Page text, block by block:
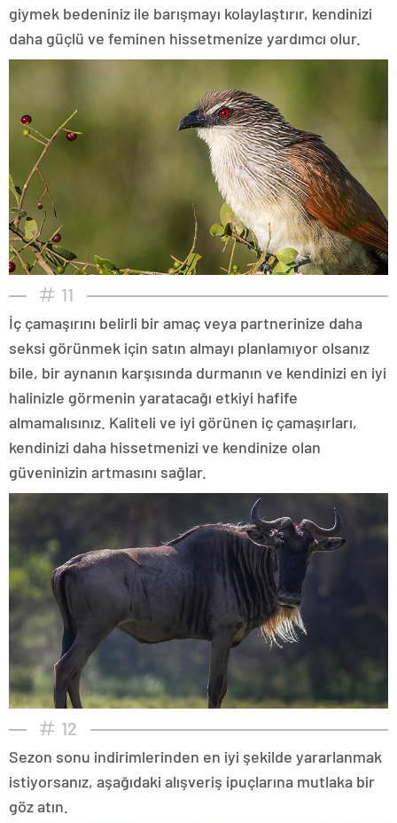
giymek bedeniniz ile barışmayı kolaylaştırır, kendinizi
daha güçlü ve feminen hissetmenize yardımcı olur.
11
İç çamaşırını belirli bir amaç veya partnerinize daha
seksi görünmek için satın almayı planlamıyor olsanız
bile, bir aynanın karşısında durmanın ve kendinizi en iyi
halinizle görmenin yaratacağı etkiyi hafife
almamalısınız. Kaliteli ve iyi görünen iç çamaşırları,
kendinizi daha hissetmenizi ve kendinize olan
güveninizin artmasını sağlar.
12
Sezon sonu indirimlerinden en iyi şekilde yararlanmak
istiyorsanız, aşağıdaki alışveriş ipuçlarına mutlaka bir
göz atın.